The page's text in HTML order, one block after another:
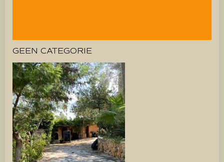
GEEN CATEGORIE